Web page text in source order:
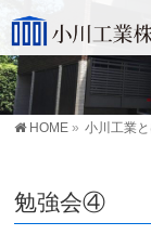
HOME » 小川工業
勉強会④